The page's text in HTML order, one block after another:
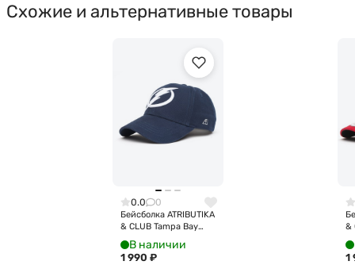
Схожие и альтернативные товары
0.0 0
Бейсболка ATRIBUTIKA
& CLUB Tampa Bay
Lightning, темно-син.
31137
В наличии
1 990 ₽
&
1